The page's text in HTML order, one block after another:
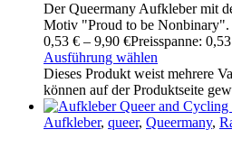
Der Queermany Aufkleber mit
Motiv "Proud to be Nonbinary".
0,53 € – 9,90 €Preisspanne: 0,53
Ausführung wählen
Dieses Produkt weist mehrere
können auf der Produktseite
Aufkleber, queer, Queermany,